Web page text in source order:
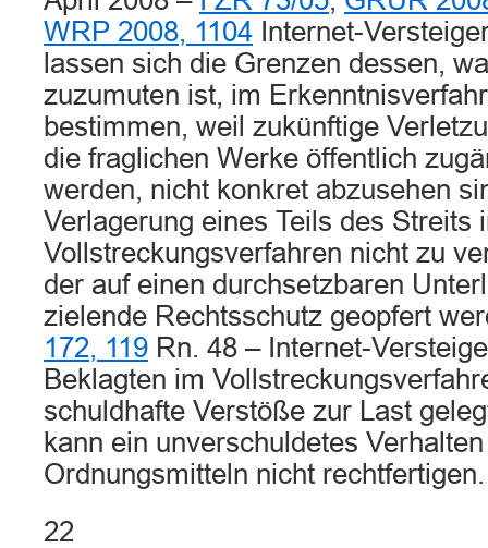
WRP 2008, 1104 Internet-
lassen sich die Grenzen dessen,
zuzumuten ist, im
bestimmen, weil zukünftige
die fraglichen Werke öffentlich
werden, nicht konkret abzusehen
Verlagerung eines Teils des Streits
Vollstreckungsverfahren nicht zu
der auf einen durchsetzbaren
zielende Rechtsschutz geopfert
172, 119 Rn. 48 – Internet-
Beklagten im
schuldhafte Verstöße zur Last
kann ein unverschuldetes
Ordnungsmitteln nicht rechtfertigen.
22